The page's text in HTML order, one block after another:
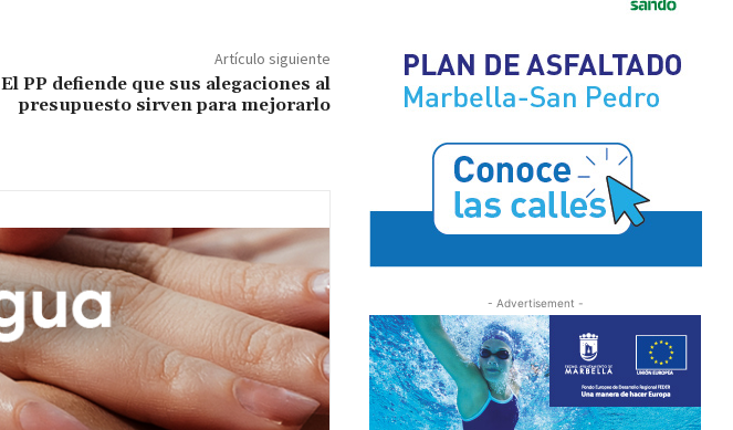
Artículo siguiente
El PP defiende que sus alegaciones al
presupuesto sirven para mejorarlo
- Advertisement -